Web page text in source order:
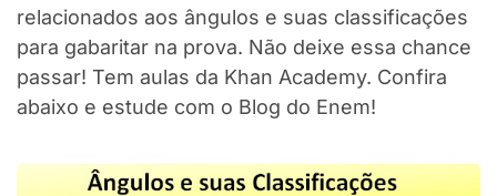
relacionados aos ângulos e suas classificações
para gabaritar na prova. Não deixe essa chance
passar! Tem aulas da Khan Academy. Confira
abaixo e estude com o Blog do Enem!